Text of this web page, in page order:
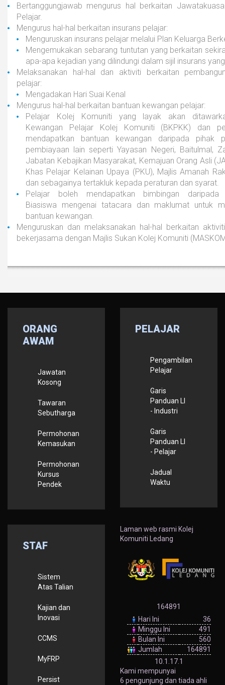
Bertanggungjawab mengurus hal berkaitan
Pelajar.
Mengurus hal-hal berkaitan insurans pelajar:
Menguruskan insurans pelajar melalui Plan Keluarga
Mengemukakan sebarang tuntutan yang berkaitan
apa-apa kejadian yang dilindungi dalam sijil insurans
Melaksanakan hal-hal dan aktiviti berkaitan
pelajar:
Mengadakan Hari Suai Kenal
Mengurus hal-hal berkaitan bantuan kewangan pelajar:
Pelajar Kolej Komuniti yang layak akan
Kewangan Pelajar Kolej Komuniti (BKPKK) dan
mendapatkan bantuan kewangan daripada pihak
pembiayaan lain seperti Yayasan Negeri, Baitulmal,
Jabatan Kebajikan Masyarakat, Kemajuan Orang Asli
Khas Pelajar Kelainan Upaya (PKU), Majlis Amanah
dan sebagainya tertakluk kepada peraturan dan syarat.
Pelajar boleh mendapatkan bimbingan daripada
Biasiswa mengenai tatacara dan maklumat untuk
bantuan kewangan.
Menguruskan dan melaksanakan hal-hal berkaitan
bekerjasama dengan Majlis Sukan Kolej Komuniti
ORANG
AWAM
Jawatan
Kosong
Tawaran
Sebutharga
Permohonan
Kemasukan
Permohonan
Kursus
Pendek
PELAJAR
Pengambilan
Pelajar
Garis
Panduan LI
- Industri
Garis
Panduan LI
- Pelajar
Jadual
Waktu
STAF
Sistem
Atas Talian
Kajian dan
Inovasi
CCMS
MyFRP
Persist
Laman web rasmi Kolej
Komuniti Ledang
164891
Hari Ini
36
Minggu Ini
491
Bulan Ini
560
Jumlah
164891
10.1.17.1
Kami mempunyai
6 pengunjung dan tiada ahli